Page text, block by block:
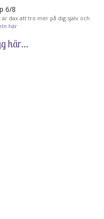
6/8
är dax att tro mer på dig själv och
här
här...